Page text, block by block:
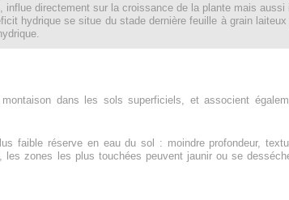
influe directement sur la croissance de la plante mais aussi
hydrique se situe du stade dernière feuille à grain
dans les sols superficiels, et associent
faible réserve en eau du sol : moindre profondeur,
zones les plus touchées peuvent jaunir ou se